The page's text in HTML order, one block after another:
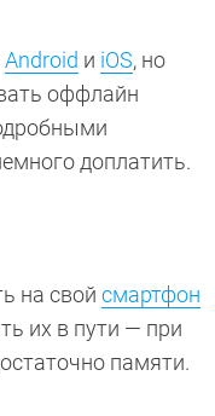
Android и iOS, но
оффлайн
доплатить.
на свой смартфон
их в пути — при
памяти.